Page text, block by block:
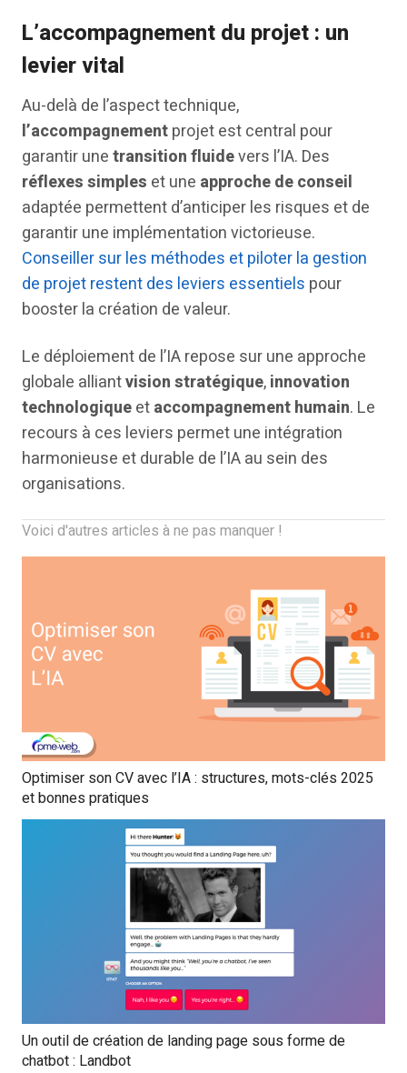
L’accompagnement du projet : un
levier vital
Au-delà de l’aspect technique,
l’accompagnementprojet est central pour
garantir unetransition fluidevers l’IA. Des
réflexes simples et une approche de conseil
adaptée permettent d’anticiper les risques et de
garantir une implémentation victorieuse.
Conseiller sur les méthodes et piloter la gestion
de projet restent des leviers essentiels pour
booster la création de valeur.
Le déploiement de l’IA repose sur une approche
globale alliantvision stratégique,innovation
technologiqueetaccompagnement humain. Le
recours à ces leviers permet une intégration
harmonieuse et durable de l’IA au sein des
organisations.
Voici d'autres articles à ne pas manquer !
Optimiser son CV avec l’IA : structures, mots-clés 2025
et bonnes pratiques
Un outil de création de landing page sous forme de
chatbot : Landbot